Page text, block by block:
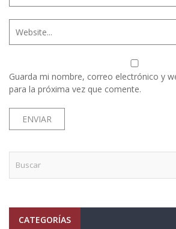
Guarda mi nombre, correo electrónico y
para la próxima vez que comente.
CATEGORÍAS